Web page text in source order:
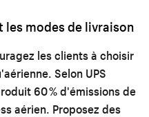
modes de livraison
les clients à choisir
Selon UPS
60 % d'émissions de
aérien. Proposez des